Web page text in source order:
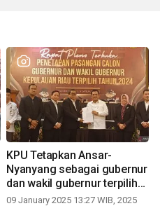
KPU Tetapkan Ansar-
Nyanyang sebagai gubernur
dan wakil gubernur terpilih
periode 2025-2030
09 January 2025 13:27 WIB, 2025